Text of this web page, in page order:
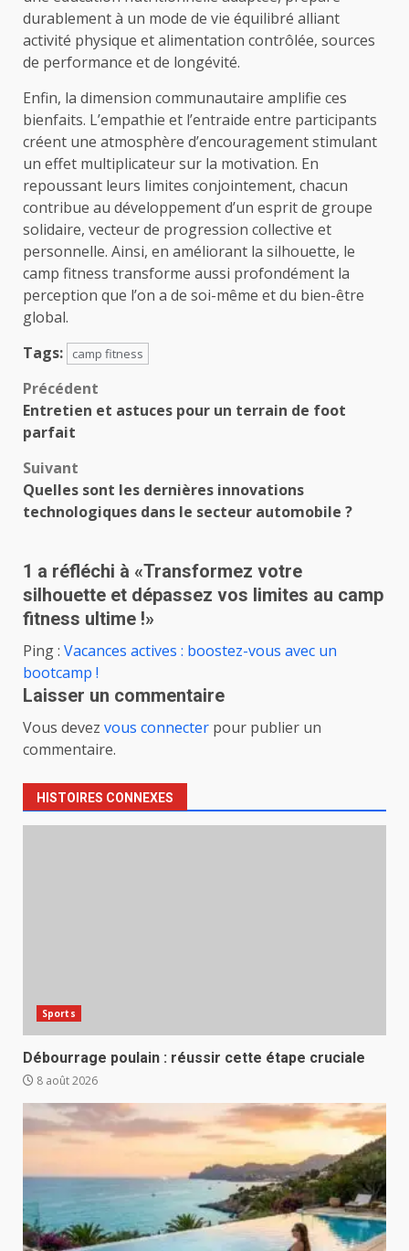
durablement à un mode de vie équilibré alliant
activité physique et alimentation contrôlée, sources
de performance et de longévité.
Enfin, la dimension communautaire amplifie ces
bienfaits. L’empathie et l’entraide entre participants
créent une atmosphère d’encouragement stimulant
un effet multiplicateur sur la motivation. En
repoussant leurs limites conjointement, chacun
contribue au développement d’un esprit de groupe
solidaire, vecteur de progression collective et
personnelle. Ainsi, en améliorant la silhouette, le
camp fitness transforme aussi profondément la
perception que l’on a de soi-même et du bien-être
global.
Tags:
camp fitness
Navigation
d’article
Précédent
Entretien et astuces pour un terrain de foot
parfait
Suivant
Quelles sont les dernières innovations
technologiques dans le secteur automobile ?
1 a réfléchi à «Transformez votre
silhouette et dépassez vos limites au camp
fitness ultime !»
Ping : Vacances actives : boostez-vous avec un
bootcamp !
Laisser un commentaire
Vous devez vous connecter pour publier un
commentaire.
HISTOIRES CONNEXES
Sports
Débourrage poulain : réussir cette étape cruciale
8 août 2026